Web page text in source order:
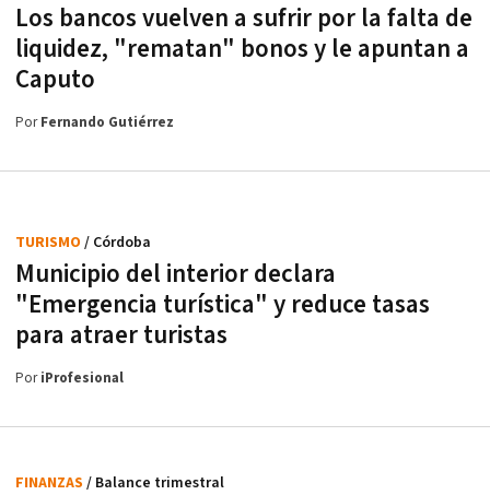
Los bancos vuelven a sufrir por la falta de
liquidez, "rematan" bonos y le apuntan a
Caputo
PorFernando Gutiérrez
Municipio del interior declara
"Emergencia turística" y reduce tasas
para atraer turistas
TURISMO / Córdoba
PoriProfesional
FINANZAS / Balance trimestral